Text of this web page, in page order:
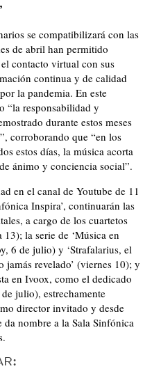
se compatibilizará con las
de abril han permitido
contacto virtual con sus
continua y de calidad
la pandemia. En este
“la responsabilidad y
durante estos meses
corroborando que “en los
estos días, la música acorta
ánimo y conciencia social”.
en el canal de Youtube de 11
Inspira’, continuarán las
a cargo de los cuartetos
la serie de ‘Música en
6 de julio) y ‘Strafalarius, el
revelado’ (viernes 10); y
en Ivoox, como el dedicado
julio), estrechamente
director invitado y desde
nombre a la Sala Sinfónica